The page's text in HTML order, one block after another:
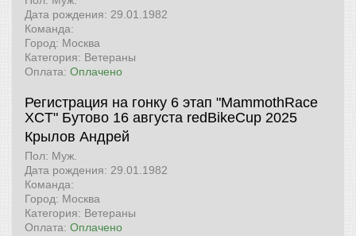
Дата рождения: 29.01.1982
Команда:
Город: Москва
Категория: Ветераны
Оплата: Оплачено
Регистрация на гонку 6 этап "MammothRace
XCT" Бутово 16 августа redBikeCup 2025
Крылов Андрей
Пол: Муж.
Дата рождения: 29.01.1982
Команда:
Город: Москва
Категория: Ветераны
Оплата: Оплачено